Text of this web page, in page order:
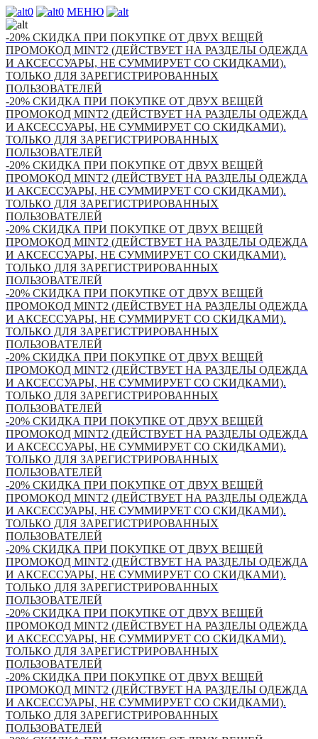
0 0 МЕНЮ
-20% СКИДКА ПРИ ПОКУПКЕ ОТ ДВУХ ВЕЩЕЙ
ПРОМОКОД MINT2 (ДЕЙСТВУЕТ НА РАЗДЕЛЫ ОДЕЖДА
И АКСЕССУАРЫ, НЕ СУММИРУЕТ СО СКИДКАМИ).
ТОЛЬКО ДЛЯ ЗАРЕГИСТРИРОВАННЫХ
ПОЛЬЗОВАТЕЛЕЙ
-20% СКИДКА ПРИ ПОКУПКЕ ОТ ДВУХ ВЕЩЕЙ
ПРОМОКОД MINT2 (ДЕЙСТВУЕТ НА РАЗДЕЛЫ ОДЕЖДА
И АКСЕССУАРЫ, НЕ СУММИРУЕТ СО СКИДКАМИ).
ТОЛЬКО ДЛЯ ЗАРЕГИСТРИРОВАННЫХ
ПОЛЬЗОВАТЕЛЕЙ
-20% СКИДКА ПРИ ПОКУПКЕ ОТ ДВУХ ВЕЩЕЙ
ПРОМОКОД MINT2 (ДЕЙСТВУЕТ НА РАЗДЕЛЫ ОДЕЖДА
И АКСЕССУАРЫ, НЕ СУММИРУЕТ СО СКИДКАМИ).
ТОЛЬКО ДЛЯ ЗАРЕГИСТРИРОВАННЫХ
ПОЛЬЗОВАТЕЛЕЙ
-20% СКИДКА ПРИ ПОКУПКЕ ОТ ДВУХ ВЕЩЕЙ
ПРОМОКОД MINT2 (ДЕЙСТВУЕТ НА РАЗДЕЛЫ ОДЕЖДА
И АКСЕССУАРЫ, НЕ СУММИРУЕТ СО СКИДКАМИ).
ТОЛЬКО ДЛЯ ЗАРЕГИСТРИРОВАННЫХ
ПОЛЬЗОВАТЕЛЕЙ
-20% СКИДКА ПРИ ПОКУПКЕ ОТ ДВУХ ВЕЩЕЙ
ПРОМОКОД MINT2 (ДЕЙСТВУЕТ НА РАЗДЕЛЫ ОДЕЖДА
И АКСЕССУАРЫ, НЕ СУММИРУЕТ СО СКИДКАМИ).
ТОЛЬКО ДЛЯ ЗАРЕГИСТРИРОВАННЫХ
ПОЛЬЗОВАТЕЛЕЙ
-20% СКИДКА ПРИ ПОКУПКЕ ОТ ДВУХ ВЕЩЕЙ
ПРОМОКОД MINT2 (ДЕЙСТВУЕТ НА РАЗДЕЛЫ ОДЕЖДА
И АКСЕССУАРЫ, НЕ СУММИРУЕТ СО СКИДКАМИ).
ТОЛЬКО ДЛЯ ЗАРЕГИСТРИРОВАННЫХ
ПОЛЬЗОВАТЕЛЕЙ
-20% СКИДКА ПРИ ПОКУПКЕ ОТ ДВУХ ВЕЩЕЙ
ПРОМОКОД MINT2 (ДЕЙСТВУЕТ НА РАЗДЕЛЫ ОДЕЖДА
И АКСЕССУАРЫ, НЕ СУММИРУЕТ СО СКИДКАМИ).
ТОЛЬКО ДЛЯ ЗАРЕГИСТРИРОВАННЫХ
ПОЛЬЗОВАТЕЛЕЙ
-20% СКИДКА ПРИ ПОКУПКЕ ОТ ДВУХ ВЕЩЕЙ
ПРОМОКОД MINT2 (ДЕЙСТВУЕТ НА РАЗДЕЛЫ ОДЕЖДА
И АКСЕССУАРЫ, НЕ СУММИРУЕТ СО СКИДКАМИ).
ТОЛЬКО ДЛЯ ЗАРЕГИСТРИРОВАННЫХ
ПОЛЬЗОВАТЕЛЕЙ
-20% СКИДКА ПРИ ПОКУПКЕ ОТ ДВУХ ВЕЩЕЙ
ПРОМОКОД MINT2 (ДЕЙСТВУЕТ НА РАЗДЕЛЫ ОДЕЖДА
И АКСЕССУАРЫ, НЕ СУММИРУЕТ СО СКИДКАМИ).
ТОЛЬКО ДЛЯ ЗАРЕГИСТРИРОВАННЫХ
ПОЛЬЗОВАТЕЛЕЙ
-20% СКИДКА ПРИ ПОКУПКЕ ОТ ДВУХ ВЕЩЕЙ
ПРОМОКОД MINT2 (ДЕЙСТВУЕТ НА РАЗДЕЛЫ ОДЕЖДА
И АКСЕССУАРЫ, НЕ СУММИРУЕТ СО СКИДКАМИ).
ТОЛЬКО ДЛЯ ЗАРЕГИСТРИРОВАННЫХ
ПОЛЬЗОВАТЕЛЕЙ
-20% СКИДКА ПРИ ПОКУПКЕ ОТ ДВУХ ВЕЩЕЙ
ПРОМОКОД MINT2 (ДЕЙСТВУЕТ НА РАЗДЕЛЫ ОДЕЖДА
И АКСЕССУАРЫ, НЕ СУММИРУЕТ СО СКИДКАМИ).
ТОЛЬКО ДЛЯ ЗАРЕГИСТРИРОВАННЫХ
ПОЛЬЗОВАТЕЛЕЙ